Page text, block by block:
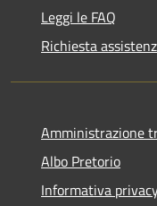
Leggi le FAQ
Richiesta
Amministrazione
Albo Pretorio
Informativa